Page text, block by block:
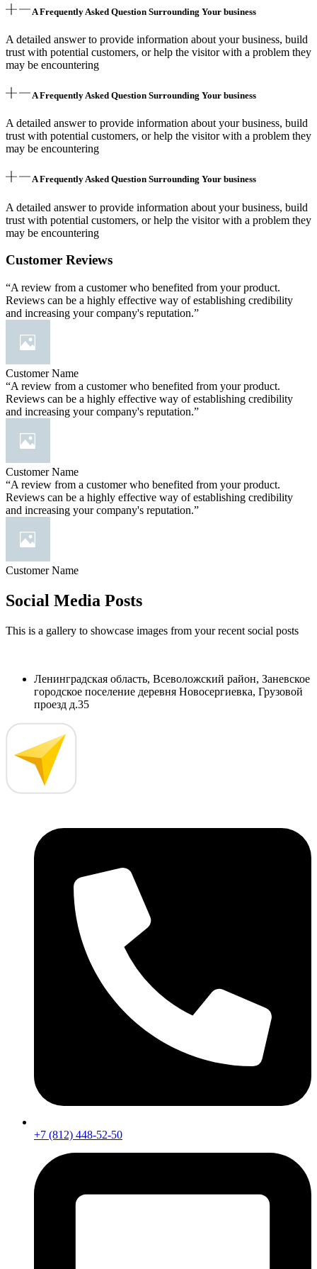
A Frequently Asked Question Surrounding Your business
A detailed answer to provide information about your business, build
trust with potential customers, or help the visitor with a problem they
may be encountering
A Frequently Asked Question Surrounding Your business
A detailed answer to provide information about your business, build
trust with potential customers, or help the visitor with a problem they
may be encountering
A Frequently Asked Question Surrounding Your business
A detailed answer to provide information about your business, build
trust with potential customers, or help the visitor with a problem they
may be encountering
Customer Reviews
“A review from a customer who benefited from your product.
Reviews can be a highly effective way of establishing credibility
and increasing your company's reputation.”
Customer Name
“A review from a customer who benefited from your product.
Reviews can be a highly effective way of establishing credibility
and increasing your company's reputation.”
Customer Name
“A review from a customer who benefited from your product.
Reviews can be a highly effective way of establishing credibility
and increasing your company's reputation.”
Customer Name
Social Media Posts
This is a gallery to showcase images from your recent social posts
Ленинградская область, Всеволожский район, Заневское
городское поселение деревня Новосергиевка, Грузовой
проезд д.35
+7 (812) 448-52-50